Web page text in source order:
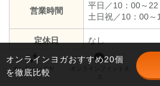
営業時間
平日／10：00～
土日祝／10：00～
定休日 なし
オンラインヨガ オンラ
オンラインヨガおすすめ20個
を徹底比較